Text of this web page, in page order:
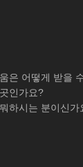
은 어떻게 받을
인가요?
하시는 분이신가